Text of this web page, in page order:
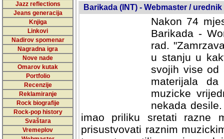
Jazz reflections
Jeans generacija
Knjiga
Linkovi
Nadirov spomenar
Nagradna igra
Nove nade
Omarov kutak
Portfolio
Recenzije
Reklamiranje
Rock biografije
Rock-pop history
Svaštara
Vremeplov
Barikada (INT) - Webmaster / urednik
Nakon 74
Barikada -
rad.
u stanju u
svojih vise od
materijala
muzicke
nekada
imao priliku sretati razne
prisustvovati raznim